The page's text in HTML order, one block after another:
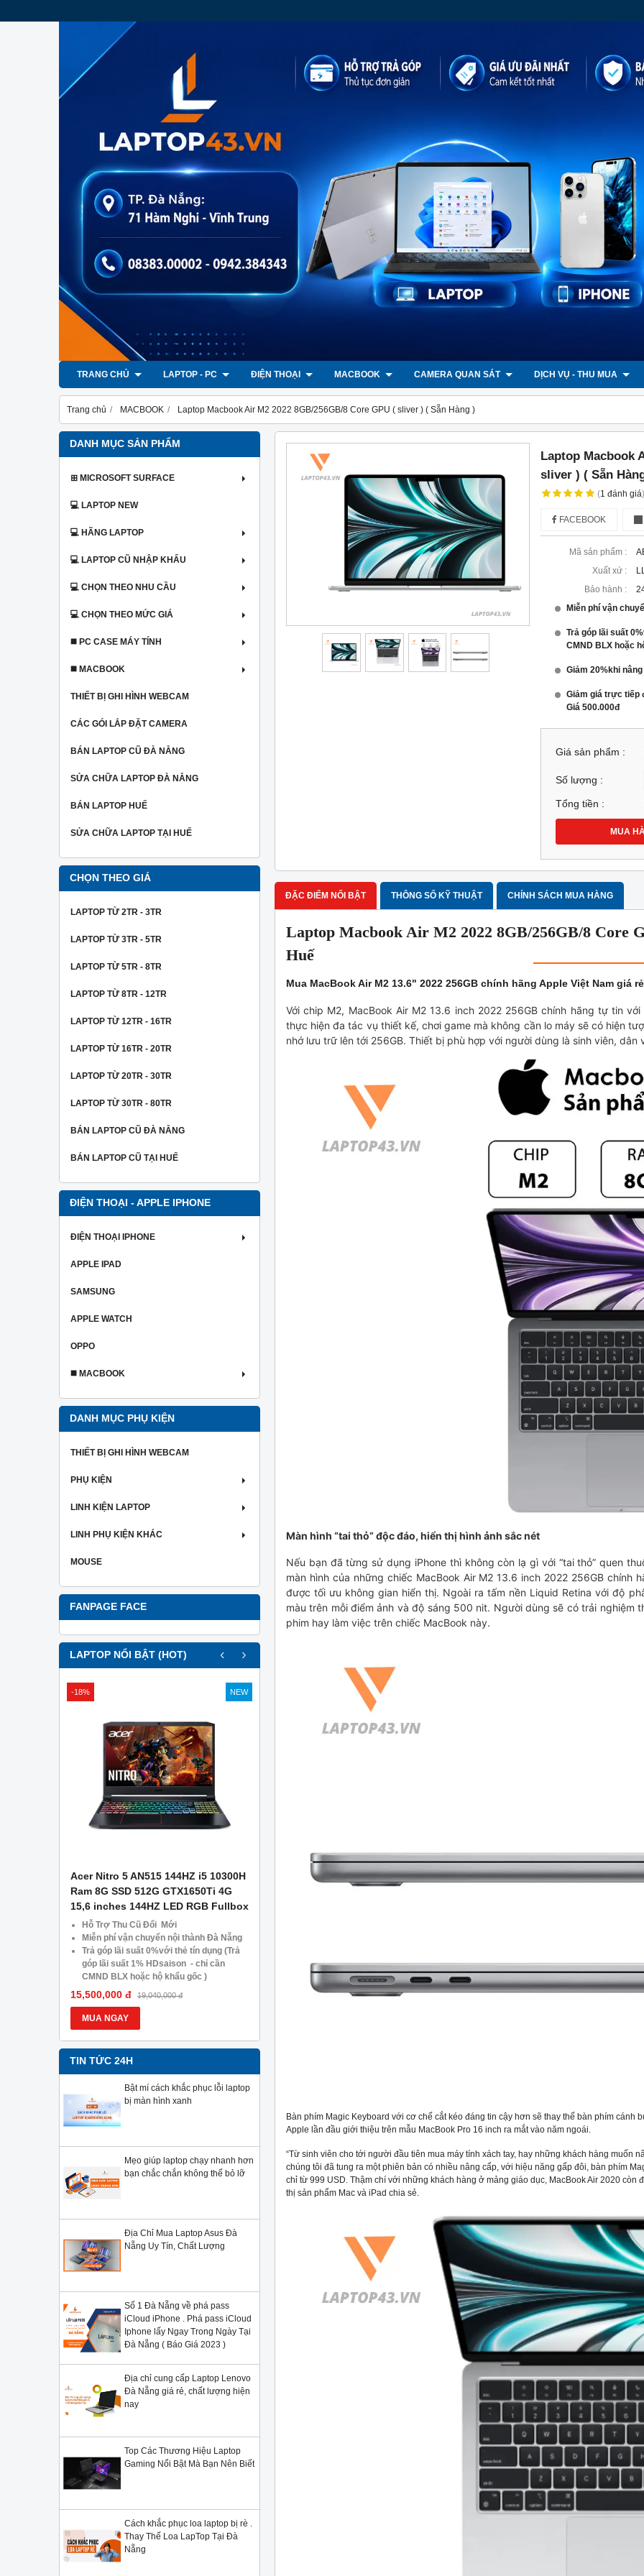
TRANG CHỦ LAPTOP - PC ĐIỆN THOẠI MACBOOK CAMERA QUAN SÁT DỊCH VỤ - THU MUA
Trang chủ MACBOOK Laptop Macbook Air M2 2022 8GB/256GB/8 Core GPU ( sliver ) ( Sẵn Hàng )
DANH MỤC SẢN PHẨM
⊞ MICROSOFT SURFACE
💻 LAPTOP NEW
💻 HÃNG LAPTOP
💻 LAPTOP CŨ NHẬP KHẨU
💻 CHỌN THEO NHU CẦU
💻 CHỌN THEO MỨC GIÁ
◼️ PC CASE MÁY TÍNH
◼️ MACBOOK
THIẾT BỊ GHI HÌNH WEBCAM
CÁC GÓI LẮP ĐẶT CAMERA
BÁN LAPTOP CŨ ĐÀ NẴNG
SỬA CHỮA LAPTOP ĐÀ NẴNG
BÁN LAPTOP HUẾ
SỬA CHỮA LAPTOP TẠI HUẾ
CHỌN THEO GIÁ
LAPTOP TỪ 2TR - 3TR
LAPTOP TỪ 3TR - 5TR
LAPTOP TỪ 5TR - 8TR
LAPTOP TỪ 8TR - 12TR
LAPTOP TỪ 12TR - 16TR
LAPTOP TỪ 16TR - 20TR
LAPTOP TỪ 20TR - 30TR
LAPTOP TỪ 30TR - 80TR
BÁN LAPTOP CŨ ĐÀ NẴNG
BÁN LAPTOP CŨ TẠI HUẾ
ĐIỆN THOẠI - APPLE IPHONE
ĐIỆN THOẠI IPHONE
APPLE IPAD
SAMSUNG
APPLE WATCH
OPPO
◼️ MACBOOK
DANH MỤC PHỤ KIỆN
THIẾT BỊ GHI HÌNH WEBCAM
PHỤ KIỆN
LINH KIỆN LAPTOP
LINH PHỤ KIỆN KHÁC
MOUSE
FANPAGE FACE
LAPTOP NỔI BẬT (HOT)
-18% NEW
Acer Nitro 5 AN515 144HZ i5 10300H
Ram 8G SSD 512G GTX1650Ti 4G
15,6 inches 144HZ LED RGB Fullbox
Hỗ Trợ Thu Cũ Đổi Mới
Miễn phí vận chuyển nội thành Đà Nẵng
Trả góp lãi suất 0%với thẻ tín dụng (Trả
góp lãi suất 1% HDsaison - chỉ cần
CMND BLX hoặc hộ khẩu gốc )
Giảm 20%khi nâng cấp Ram-SSD
Giảm giá trực tiếp đối với khách hàng ở
xa, HSSV . Săn 10.000 Voucher Giảm
Giá 500.000đ
15,500,000 đ 19,040,000 đ
MUA NGAY
Asus Gaming TUF FX506 i5 10300H
CMND BLX hoặc hộ khẩu gốc)
Giảm 20% khi nâng cấp Ram-SSD
Giảm giá trực tiếp đối với khách hàng ở
13,900,000 đ
Asus VivoBook X415EA-EB638T
góp lãi suất 1% HDsaison - chỉ cần
CMND BLX hoặc hộ khẩu gốc )
Giảm 20%khi nâng cấp Ram-SSD
8,200,000 đ 12,990,000 đ
‹ ›
TIN TỨC 24H
Bật mí cách khắc phục lỗi laptop
bị màn hình xanh
Mẹo giúp laptop chạy nhanh hơn
bạn chắc chắn không thể bỏ lỡ
Địa Chỉ Mua Laptop Asus Đà
Nẵng Uy Tín, Chất Lượng
Số 1 Đà Nẵng về phá pass
iCloud iPhone . Phá pass iCloud
Iphone lấy Ngay Trong Ngày Tại
Đà Nẵng ( Báo Giá 2023 )
Địa chỉ cung cấp Laptop Lenovo
Đà Nẵng giá rẻ, chất lượng hiện
nay
Top Các Thương Hiệu Laptop
Gaming Nổi Bật Mà Bạn Nên Biết
Cách khắc phục loa laptop bị rè .
Thay Thế Loa LapTop Tại Đà
Nẵng
Laptop Macbook
sliver ) ( Sẵn
(1đánh giá)
FACEBOOK
Mã sản phẩm :
Xuất xứ :
Bảo hành :
Miễn phí vận
Trả góp lãi suất
CMND BLX hoặc
Giảm 20%khi
Giảm giá trực tiếp
Giá 500.000đ
Giá sản phẩm :
Số lượng :
Tổng tiền :
MUA
ĐẶC ĐIỂM NỔI BẬT THÔNG SỐ KỸ THUẬT CHÍNH SÁCH MUA HÀNG
Laptop Macbook Air M2 2022 8GB/256GB/8 Core
Huế
Mua MacBook Air M2 13.6" 2022 256GB chính hãng Apple Việt Nam giá
Với chip M2, MacBook Air M2 13.6 inch 2022 256GB chính hãng tự tin
thực hiện đa tác vụ thiết kế, chơi game mà không cần lo máy sẽ có hiện
nhớ lưu trữ lên tới 256GB. Thiết bị phù hợp với người dùng là sinh viên,
Màn hình “tai thỏ” độc đáo, hiển thị hình ảnh sắc nét
Nếu bạn đã từng sử dụng iPhone thì không còn lạ gì với “tai thỏ” quen
màn hình của những chiếc MacBook Air M2 13.6 inch 2022 256GB chính
được tối ưu không gian hiển thị. Ngoài ra tấm nền Liquid Retina với độ
màu trên mỗi điểm ảnh và độ sáng 500 nit. Người dùng sẽ có trải nghiệm
phim hay làm việc trên chiếc MacBook này.
Bàn phím Magic Keyboard với cơ chế cắt kéo đáng tin cậy hơn sẽ thay thế bàn phím cánh
Apple lần đầu giới thiệu trên mẫu MacBook Pro 16 inch ra mắt vào năm ngoái.
“Từ sinh viên cho tới người đầu tiên mua máy tính xách tay, hay những khách hàng muốn
chúng tôi đã tung ra một phiên bản có nhiều nâng cấp, với hiệu năng gấp đôi, bàn phím
chỉ từ 999 USD. Thậm chí với những khách hàng ở mảng giáo dục, MacBook Air 2020 còn
thị sản phẩm Mac và iPad chia sẻ.